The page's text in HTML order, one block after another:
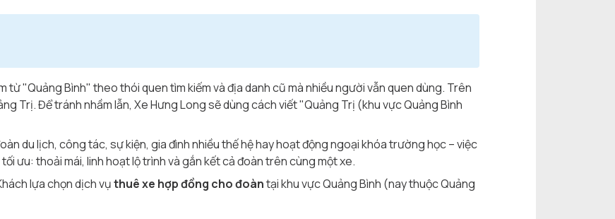
từ "Quảng Bình" theo thói quen tìm kiếm và địa danh cũ mà nhiều người vẫn quen dùng. Trên
Trị. Để tránh nhầm lẫn, Xe Hưng Long sẽ dùng cách viết "Quảng Trị (khu vực Quảng Bình
du lịch, công tác, sự kiện, gia đình nhiều thế hệ hay hoạt động ngoại khóa trường học – việc
ưu: thoải mái, linh hoạt lộ trình và gắn kết cả đoàn trên cùng một xe.
lựa chọn dịch vụthuê xe hợp đồng cho đoàntại khu vực Quảng Bình (nay thuộc Quảng